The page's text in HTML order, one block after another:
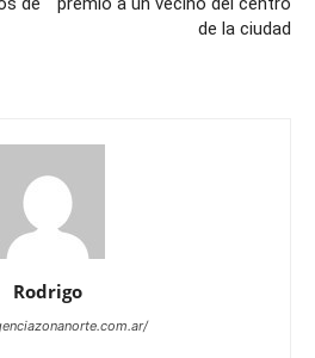
de la ciudad
Rodrigo